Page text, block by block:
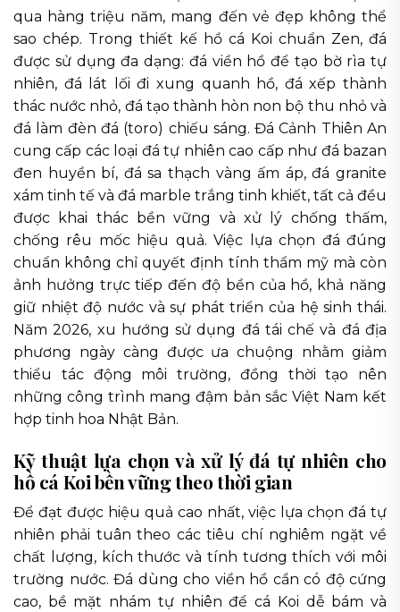
qua hàng triệu năm, mang đến vẻ đẹp không thể
sao chép. Trong thiết kế hồ cá Koi chuẩn Zen, đá
được sử dụng đa dạng: đá viền hồ để tạo bờ rìa tự
nhiên, đá lát lối đi xung quanh hồ, đá xếp thành
thác nước nhỏ, đá tạo thành hòn non bộ thu nhỏ và
đá làm đèn đá (toro) chiếu sáng. Đá Cảnh Thiên An
cung cấp các loại đá tự nhiên cao cấp như đá bazan
đen huyền bí, đá sa thạch vàng ấm áp, đá granite
xám tinh tế và đá marble trắng tinh khiết, tất cả đều
được khai thác bền vững và xử lý chống thấm,
chống rêu mốc hiệu quả. Việc lựa chọn đá đúng
chuẩn không chỉ quyết định tính thẩm mỹ mà còn
ảnh hưởng trực tiếp đến độ bền của hồ, khả năng
giữ nhiệt độ nước và sự phát triển của hệ sinh thái.
Năm 2026, xu hướng sử dụng đá tái chế và đá địa
phương ngày càng được ưa chuộng nhằm giảm
thiểu tác động môi trường, đồng thời tạo nên
những công trình mang đậm bản sắc Việt Nam kết
hợp tinh hoa Nhật Bản.
Kỹ thuật lựa chọn và xử lý đá tự nhiên cho
hồ cá Koi bền vững theo thời gian
Để đạt được hiệu quả cao nhất, việc lựa chọn đá tự
nhiên phải tuân theo các tiêu chí nghiêm ngặt về
chất lượng, kích thước và tính tương thích với môi
trường nước. Đá dùng cho viền hồ cần có độ cứng
cao, bề mặt nhám tự nhiên để cá Koi dễ bám và